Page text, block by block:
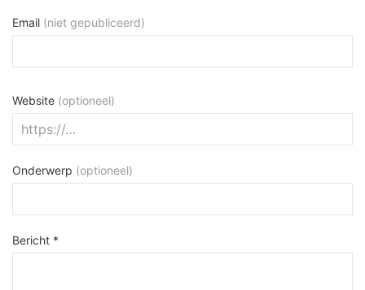
Email (niet gepubliceerd)
Website (optioneel)
Onderwerp (optioneel)
Bericht *